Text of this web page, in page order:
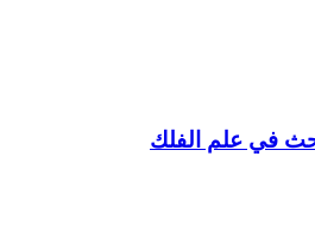
في علم الفلك